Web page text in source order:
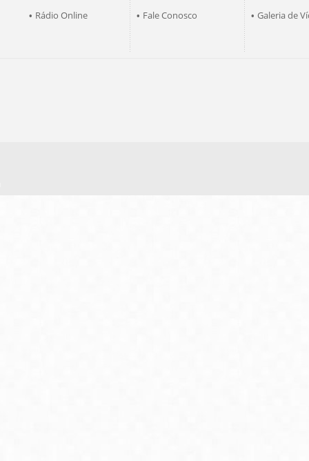
• Rádio Online • Fale Conosco • Galeria de